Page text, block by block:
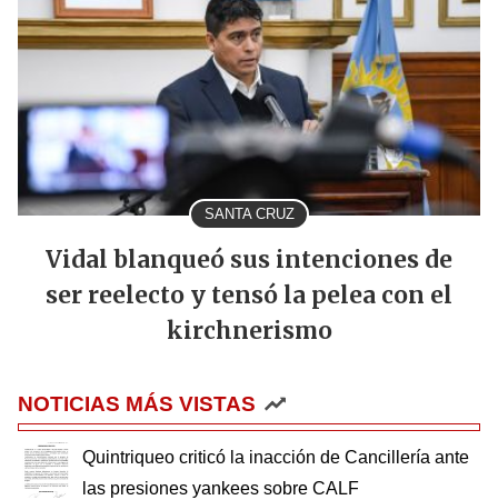
SANTA CRUZ
Vidal blanqueó sus intenciones de
ser reelecto y tensó la pelea con el
kirchnerismo
NOTICIAS MÁS VISTAS
Quintriqueo criticó la inacción de Cancillería ante
las presiones yankees sobre CALF